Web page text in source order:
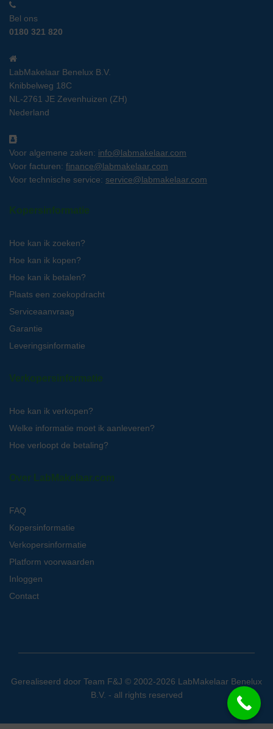
Bel ons
0180 321 820
LabMakelaar Benelux B.V.
Knibbelweg 18C
NL-2761 JE Zevenhuizen (ZH)
Nederland
Voor algemene zaken: info@labmakelaar.com
Voor facturen: finance@labmakelaar.com
Voor technische service: service@labmakelaar.com
Kopersinformatie
Hoe kan ik zoeken?
Hoe kan ik kopen?
Hoe kan ik betalen?
Plaats een zoekopdracht
Serviceaanvraag
Garantie
Leveringsinformatie
Verkopersinformatie
Hoe kan ik verkopen?
Welke informatie moet ik aanleveren?
Hoe verloopt de betaling?
Over LabMakelaar.com
FAQ
Kopersinformatie
Verkopersinformatie
Platform voorwaarden
Inloggen
Contact
Gerealiseerd door Team F&J © 2002-2026 LabMakelaar Benelux
B.V. - all rights reserved